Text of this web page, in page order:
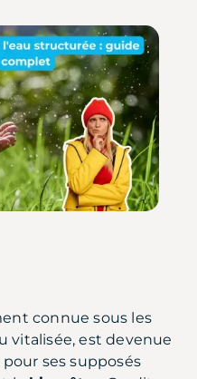
connue sous les
vitalisée, est devenue
ses supposés